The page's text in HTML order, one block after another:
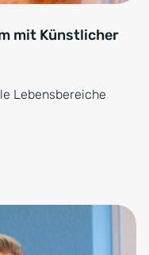
mit Künstlicher
Lebensbereiche